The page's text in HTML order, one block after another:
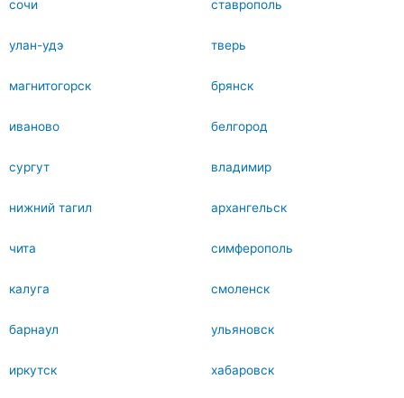
сочи ставрополь
улан-удэ тверь
магнитогорск брянск
иваново белгород
сургут владимир
нижний тагил архангельск
чита симферополь
калуга смоленск
барнаул ульяновск
иркутск хабаровск